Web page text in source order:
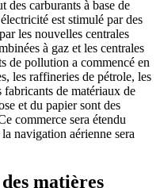
des carburants à base de
est stimulé par des
les nouvelles centrales
à gaz et les centrales
de pollution a commencé en
les raffineries de pétrole, les
fabricants de matériaux de
et du papier sont des
commerce sera étendu
navigation aérienne sera
matières